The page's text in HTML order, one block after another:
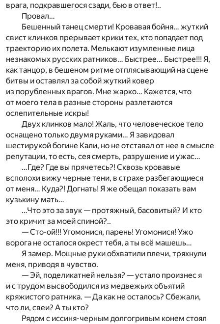
врага, подкравшегося сзади, бью в ответ!..
Провал…
Бешенный танец смерти! Кровавая бойня… жуткий
свист клинков прерывает крики тех, кто попадает под
траекторию их полета. Мелькают изумленные лица
незнакомых русских ратников… Быстрее… Быстрее!!! Я,
как танцор, в бешеном ритме отплясывающий на сцене
битвы и оставлял за собой жуткий ковер
из порубленных врагов. Мне жарко… Кажется, что
от моего тела в разные стороны разлетаются
ослепительные искры!
Двух клинков мало! Жаль, что человеческое тело
оснащено только двумя руками… Я завидовал
шестирукой богине Кали, но не отставал от нее в смысле
репутации, то есть, сея смерть, разрушение и ужас…
…Где? Где вы прячетесь?! Сквозь кровавые
всполохи вижу черные тени, в страхе разбегающиеся
от меня… Куда?! Догнать! Я же обещал показать вам
кузькину мать…
…Что это за звук — протяжный, басовитый? И кто
это кричит за моей спиной?..
— Сто-ой!!! Угомонися, парень! Угомонися! Ужо
ворога не осталося окрест тебя, а ты всё машешь…
Я замер. Мощные руки обхватили плечи, тряхнули
меня, приводя в чувство.
— Эй, поделикатней нельзя? — устало произнес я
и с трудом высвободился из медвежьих объятий
кряжистого ратника. — Да как не осталось? Сбежали,
что ли, свеи? А ты кто?
Рядом с иссиня-черным долгогривым конем стоял